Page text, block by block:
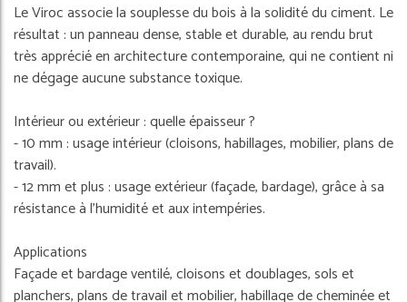
Le Viroc associe la souplesse du bois à la solidité du ciment. Le
résultat : un panneau dense, stable et durable, au rendu brut
très apprécié en architecture contemporaine, qui ne contient ni
ne dégage aucune substance toxique.
Intérieur ou extérieur : quelle épaisseur ?
- 10 mm : usage intérieur (cloisons, habillages, mobilier, plans de
travail).
- 12 mm et plus : usage extérieur (façade, bardage), grâce à sa
résistance à l'humidité et aux intempéries.
Applications
Façade et bardage ventilé, cloisons et doublages, sols et
planchers, plans de travail et mobilier, habillage de cheminée et